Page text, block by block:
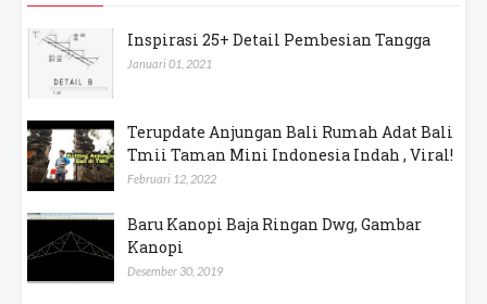
Inspirasi 25+ Detail Pembesian Tangga
Januari 01, 2021
Terupdate Anjungan Bali Rumah Adat Bali
Tmii Taman Mini Indonesia Indah , Viral!
Februari 12, 2022
Baru Kanopi Baja Ringan Dwg, Gambar
Kanopi
Desember 30, 2019